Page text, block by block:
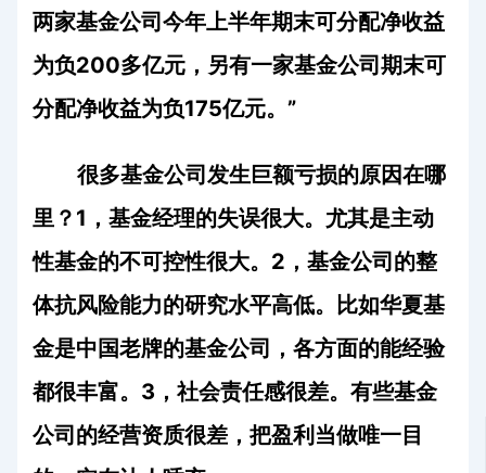
两家基金公司今年上半年期末可分配净收益
为负200多亿元，另有一家基金公司期末可
分配净收益为负175亿元。”
很多基金公司发生巨额亏损的原因在哪
里？ 1 ，基金经理的失误很大。尤其是主动
性基金的不可控性很大。 2 ，基金公司的整
体抗风险能力的研究水平高低。比如华夏基
金是中国老牌的基金公司，各方面的能经验
都很丰富。 3 ，社会责任感很差。有些基金
公司的经营资质很差，把盈利当做唯一目